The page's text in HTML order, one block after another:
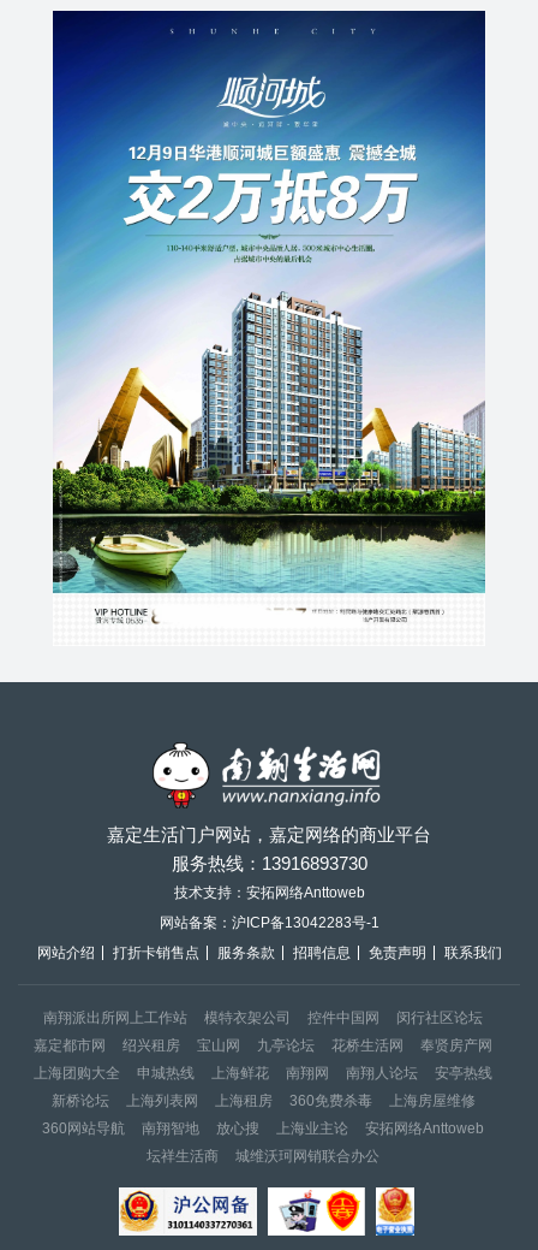
嘉定生活门户网站，嘉定网络的商业平台
服务热线： 13916893730
技术支持：安拓网络Anttoweb
网站备案： 沪ICP备13042283号-1
网站介绍
打折卡销售点 服务条款 招聘信息 免责声明 联系我们
南翔派出所网上工作站 模特衣架公司 控件中国网
闵行社区论坛
嘉定都市网
绍兴租房 宝山网 九亭论坛 花桥生活网
奉贤房产网
上海团购大全
申城热线 上海鲜花 南翔网 南翔人论坛
安亭热线
新桥论坛
上海列表网 上海租房 360免费杀毒
上海房屋维修
360网站导航
南翔智地 放心搜 上海业主论
安拓网络Anttoweb
坛祥生活商
城维沃珂网销联合办公